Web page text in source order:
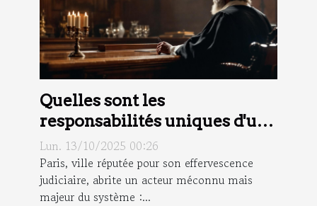
Quelles sont les
responsabilités uniques d'un
commissaire de justice à Paris
?
Lun. 13/10/2025 00:26
Paris, ville réputée pour son effervescence
judiciaire, abrite un acteur méconnu mais
majeur du système :...